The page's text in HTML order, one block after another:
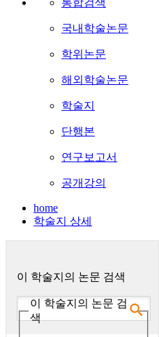
통합검색
국내학술논문
학위논문
해외학술논문
학술지
단행본
연구보고서
공개강의
home
학술지 상세
이 학술지의 논문 검색
이 학술지의 논문 검
색